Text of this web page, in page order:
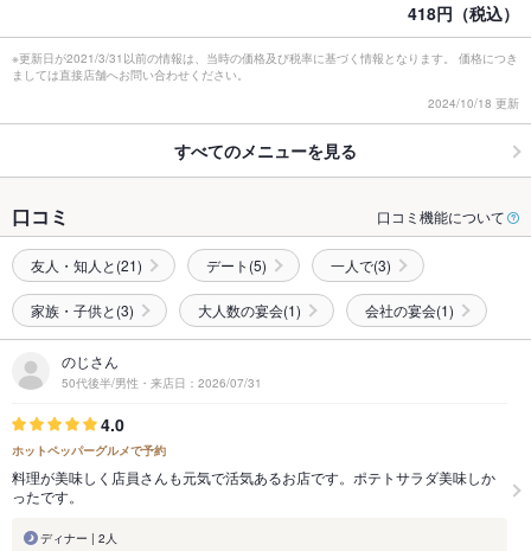
418円（税込）
※更新日が2021/3/31以前の情報は、当時の価格及び税率に基づく情報となります。 価格につき
ましては直接店舗へお問い合わせください。
2024/10/18 更新
すべてのメニューを見る
口コミ 口コミ機能について
友人・知人と(21) デート(5) 一人で(3)
家族・子供と(3) 大人数の宴会(1) 会社の宴会(1)
のじさん
50代後半/男性・来店日：2026/07/31
4.0
ホットペッパーグルメで予約
料理が美味しく店員さんも元気で活気あるお店です。ポテトサラダ美味しか
ったです。
ディナー | 2人